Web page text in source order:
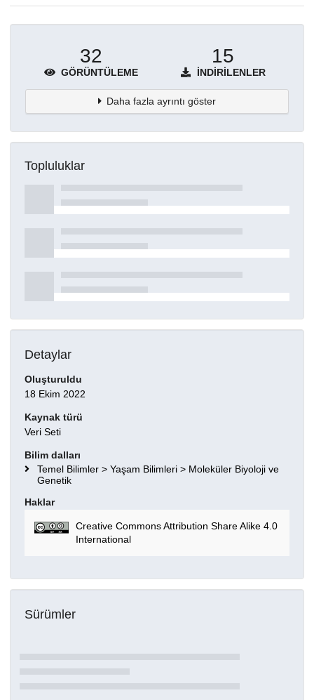
32
GÖRÜNTÜLEME
15
İNDIRILENLER
Daha fazla ayrıntı göster
Topluluklar
Detaylar
Oluşturuldu
18 Ekim 2022
Kaynak türü
Veri Seti
Bilim dalları
Temel Bilimler > Yaşam Bilimleri > Moleküler Biyoloji ve
Genetik
Haklar
Creative Commons Attribution Share Alike 4.0
International
Sürümler